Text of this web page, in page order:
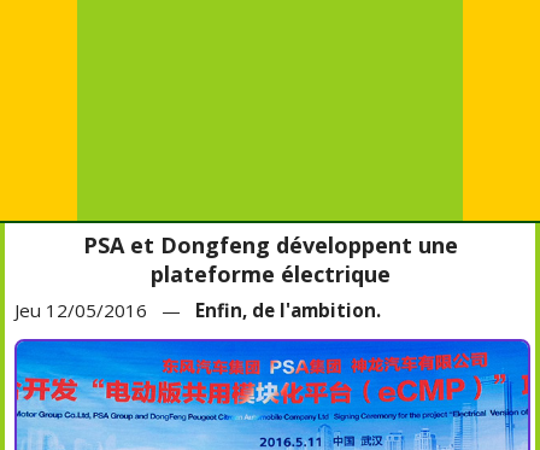
PSA et Dongfeng développent une
plateforme électrique
Jeu 12/05/2016 — Enfin, de l'ambition.